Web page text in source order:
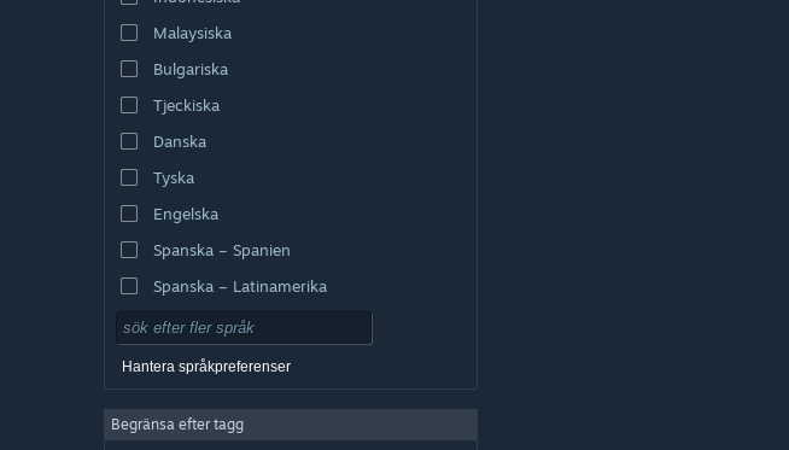
Malaysiska
Bulgariska
Tjeckiska
Danska
Tyska
Engelska
Spanska – Spanien
Spanska – Latinamerika
Hantera språkpreferenser
Begränsa efter tagg